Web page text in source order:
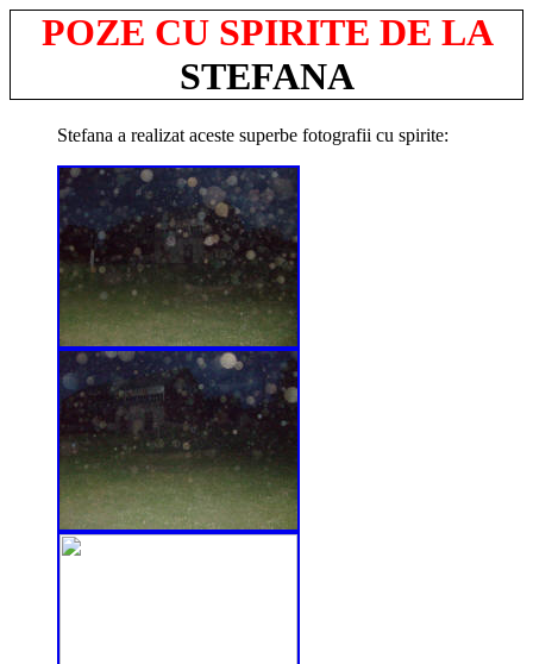
POZE CU SPIRITE DE LA
STEFANA
Stefana a realizat aceste superbe fotografii cu spirite: